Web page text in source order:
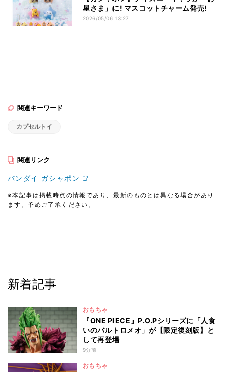
星さま」に! マスコットチャーム発売!
2026/05/06 13:27
関連キーワード
カプセルトイ
関連リンク
バンダイ ガシャポン
※本記事は掲載時点の情報であり、最新のものとは異なる場合があり
ます。予めご了承ください。
新着記事
おもちゃ
『ONE PIECE』P.O.Pシリーズに「人食
いのバルトロメオ」が【限定復刻版】と
して再登場
9分前
おもちゃ